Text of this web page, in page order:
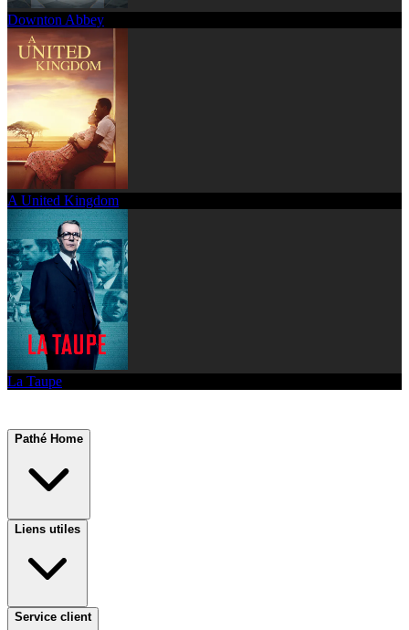
Downton Abbey
A United Kingdom
La Taupe
Pathé Home
Liens utiles
Service client